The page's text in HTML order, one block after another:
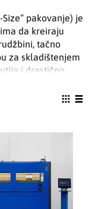
pakovanje) je
da kreiraju
tačno
za skladištenjem
i drastično